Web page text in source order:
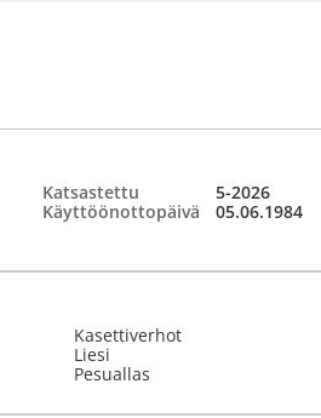
Katsastettu
5-2026
Käyttöönottopäivä 05.06.1984
Kasettiverhot
Liesi
Pesuallas